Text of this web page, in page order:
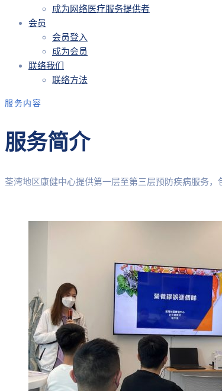
成为网络医疗服务提供者
会员
会员登入
成为会员
联络我们
联络方法
服务内容
服务简介
荃湾地区康健中心提供第一层至第三层预防疾病服务